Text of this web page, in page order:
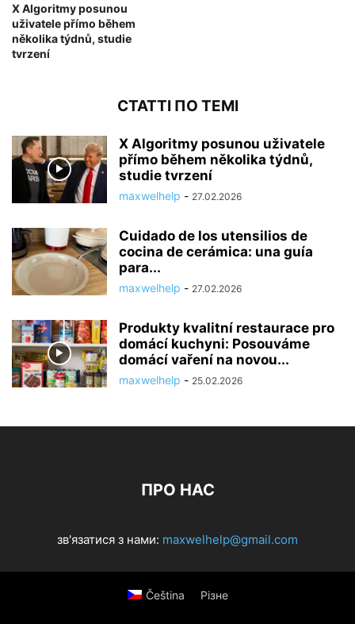
X Algoritmy posunou
uživatele přímo během
několika týdnů, studie
tvrzení
СТАТТІ ПО ТЕМІ
X Algoritmy posunou uživatele
přímo během několika týdnů,
studie tvrzení
maxwelhelp - 27.02.2026
Cuidado de los utensilios de
cocina de cerámica: una guía
para...
maxwelhelp - 27.02.2026
Produkty kvalitní restaurace pro
domácí kuchyni: Posouváme
domácí vaření na novou...
maxwelhelp - 25.02.2026
ПРО НАС
зв'язатися з нами: maxwelhelp@gmail.com
Čeština Різне